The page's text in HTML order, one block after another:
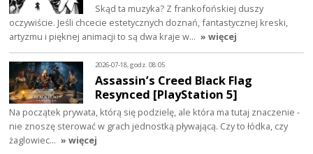
Skąd ta muzyka? Z frankofońskiej duszy
oczywiście. Jeśli chcecie estetycznych doznań, fantastycznej kreski,
artyzmu i pięknej animacji to są dwa kraje w… » więcej
2026-07-18, godz. 08:05
Assassin’s Creed Black Flag
Resynced [PlayStation 5]
Na początek prywata, którą się podzielę, ale która ma tutaj znaczenie -
nie znoszę sterować w grach jednostką pływającą. Czy to łódka, czy
żaglowiec… » więcej